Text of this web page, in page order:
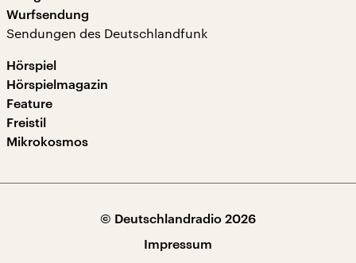
Wurfsendung
Sendungen des Deutschlandfunk
Hörspiel
Hörspielmagazin
Feature
Freistil
Mikrokosmos
© Deutschlandradio 2026
Impressum